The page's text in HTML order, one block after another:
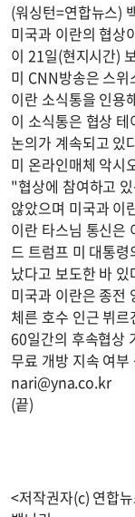
(워싱턴=연합뉴스)
미국과 이란의 협상
이 21일(현지시간)
미 CNN방송은 스
이란 소식통을 인용
이 소식통은 협상
논의가 계속되고 있
미 온라인매체 악시
"협상에 참여하고
않았으며 미국과 이
이란 타스님 통신은
드 트럼프 미 대통
났다고 보도한 바 있
미국과 이란은 종전
체른 호수 인근 뷔
60일간의 후속협상
무료 개방 지속 여
nari@yna.co.kr
(끝)
<저작권자(c) 연합